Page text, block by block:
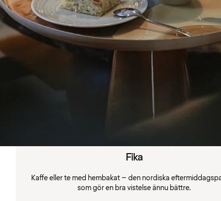
Fika
Kaffe eller te med hembakat – den nordiska
som gör en bra vistelse ännu bättre.